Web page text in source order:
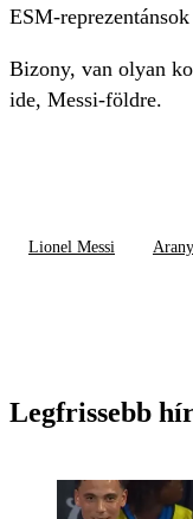
ESM-
Bizony, van olyan
ide, Messi-földre.
Lionel Messi
Legfrissebb